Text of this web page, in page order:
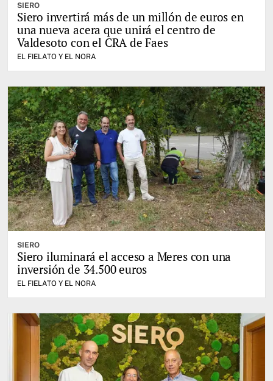
SIERO
Siero invertirá más de un millón de euros en
una nueva acera que unirá el centro de
Valdesoto con el CRA de Faes
EL FIELATO Y EL NORA
SIERO
Siero iluminará el acceso a Meres con una
inversión de 34.500 euros
EL FIELATO Y EL NORA